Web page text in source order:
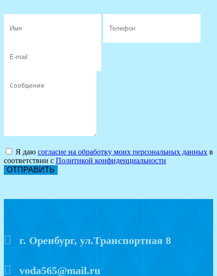
Я даю согласие на обработку моих персональных данных в
соответствии с Политикой конфиденциальности
ОТПРАВИТЬ
г. Оренбург, ул.Транспортная 8
voda565@mail.ru